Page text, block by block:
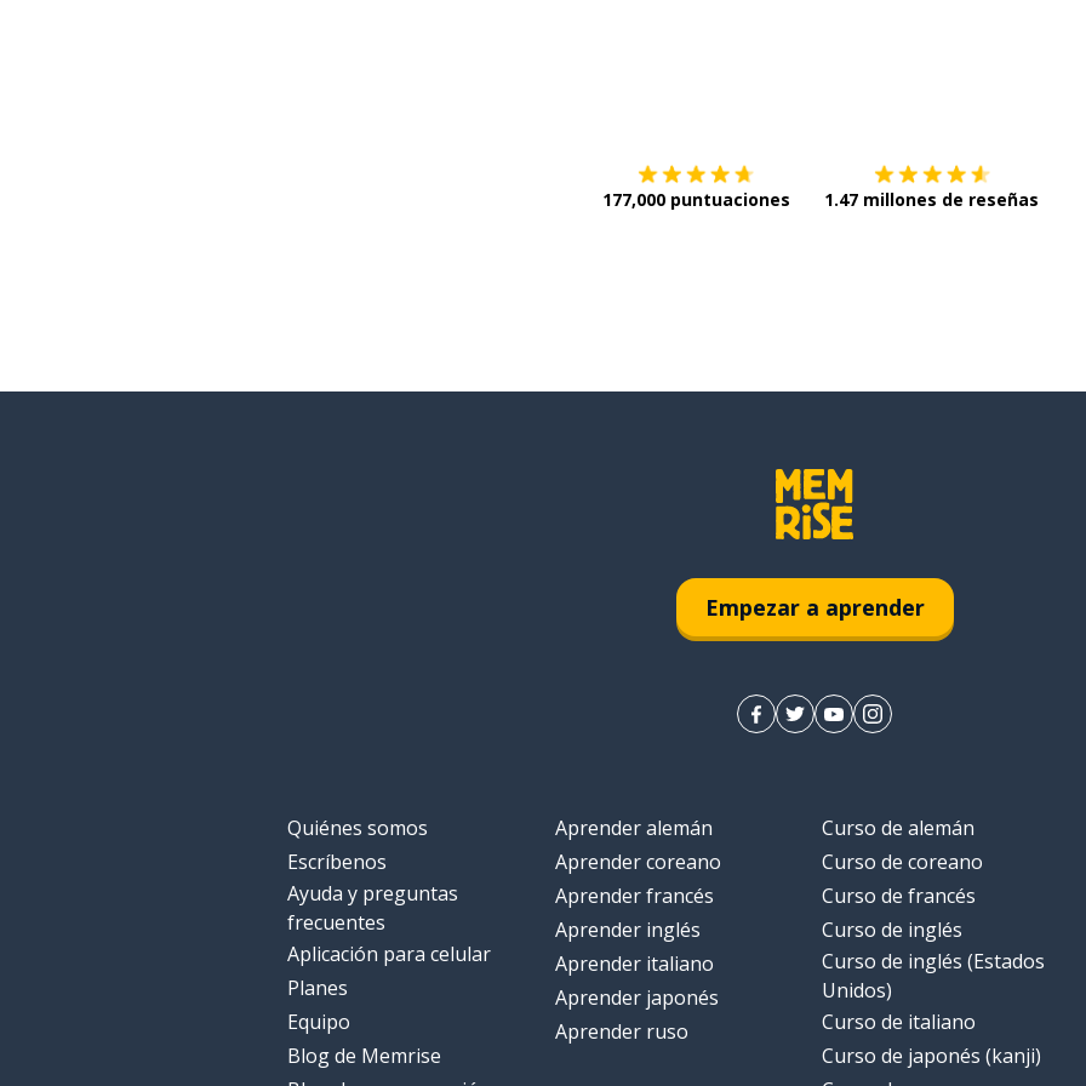
177,000 puntuaciones 1.47 millones de reseñas
Empezar a aprender
Quiénes somos
Escríbenos
Ayuda y preguntas
frecuentes
Aplicación para celular
Planes
Equipo
Blog de Memrise
Aprender alemán
Aprender coreano
Aprender francés
Aprender inglés
Aprender italiano
Aprender japonés
Aprender ruso
Curso de alemán
Curso de coreano
Curso de francés
Curso de inglés
Curso de inglés (Estados
Unidos)
Curso de italiano
Curso de japonés (kanji)